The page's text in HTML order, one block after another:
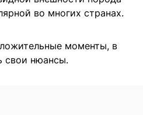
во многих странах.
моменты, в
свои нюансы.